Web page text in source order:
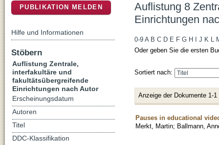
Auflistung 8
Einrichtungen
0-9 A B C D E F G H J K L
Oder geben Sie die ersten
Sortiert nach:
Anzeige der Dokumente 1-1
Pauses in educational
Merkt, Martin; Ballmann,
PUBLIKATION MELDEN
Hilfe und Informationen
Stöbern
Auflistung Zentrale,
interfakultäre und
fakultätsübergreifende
Einrichtungen nach Autor
Erscheinungsdatum
Autoren
Titel
DDC-Klassifikation